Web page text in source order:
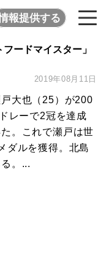
報提供する
ードマイスター」
2019年08月11日
大也（25）が200
レーで2冠を達成
。これで瀬戸は世
ダルを獲得。北島
。...